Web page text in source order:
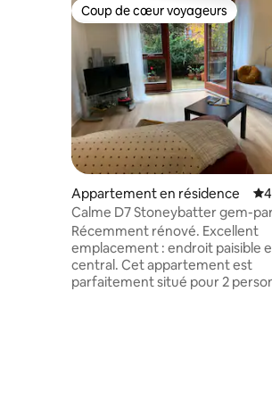
Coup de cœur voyageurs
Coup de cœur voyageurs
Appartement en résidence
Calme D7 Stoneybatter gem-
patio
Récemment rénové. Excellent
emplacement : endroit paisible
central. Cet appartement est
parfaitement situé pour 2